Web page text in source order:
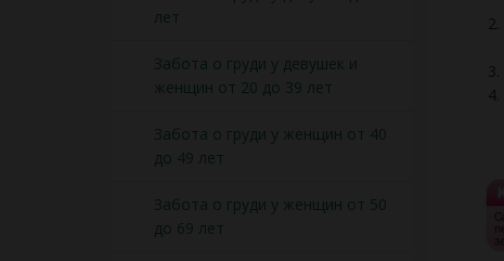
лет
Забота о груди у девушек и
женщин от 20 до 39 лет
Забота о груди у женщин от 40
до 49 лет
Забота о груди у женщин от 50
до 69 лет